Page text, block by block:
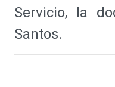
Servicio, la
Santos.